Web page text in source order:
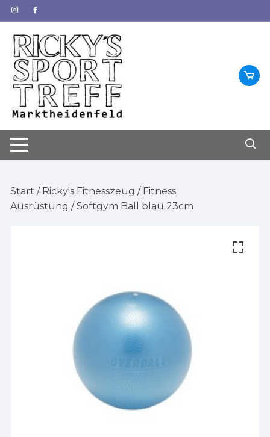
Zum
Inhalt
springen
Start / Ricky's Fitnesszeug / Fitness
Ausrüstung / Softgym Ball blau 23cm